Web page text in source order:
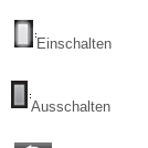
Einschalten
Ausschalten